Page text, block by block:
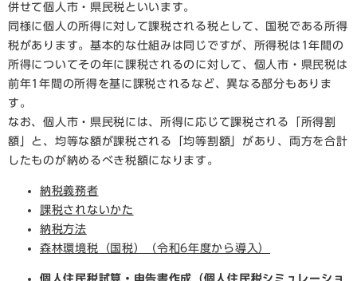
併せて個人市・県民税といいます。
同様に個人の所得に対して課税される税として、国税である所得
税があります。基本的な仕組みは同じですが、所得税は1年間の
所得についてその年に課税されるのに対して、個人市・県民税は
前年1年間の所得を基に課税されるなど、異なる部分もありま
す。
なお、個人市・県民税には、所得に応じて課税される「所得割
額」と、均等な額が課税される「均等割額」があり、両方を合計
したものが納めるべき税額になります。
納税義務者
課税されないかた
納税方法
森林環境税（国税）（令和6年度から導入）
個人住民税試算・申告書作成（個人住民税シミュレーショ